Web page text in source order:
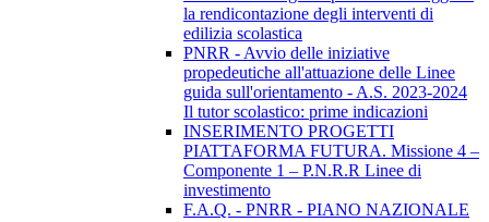
la rendicontazione degli interventi di
edilizia scolastica
PNRR - Avvio delle iniziative
propedeutiche all'attuazione delle Linee
guida sull'orientamento - A.S. 2023-2024
Il tutor scolastico: prime indicazioni
INSERIMENTO PROGETTI
PIATTAFORMA FUTURA. Missione 4 –
Componente 1 – P.N.R.R Linee di
investimento
F.A.Q. - PNRR - PIANO NAZIONALE